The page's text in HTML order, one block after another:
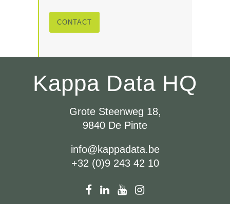
CONTACT
Kappa Data HQ
Grote Steenweg 18,
9840 De Pinte
info@kappadata.be
+32 (0)9 243 42 10